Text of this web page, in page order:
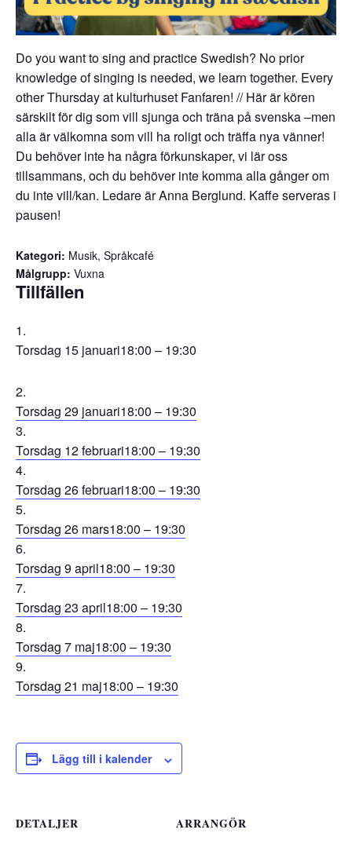
Do you want to sing and practice Swedish? No prior
knowledge of singing is needed, we learn together. Every
other Thursday at kulturhuset Fanfaren! // Här är kören
särskilt för dig som vill sjunga och träna på svenska –men
alla är välkomna som vill ha roligt och träffa nya vänner!
Du behöver inte ha några förkunskaper, vi lär oss
tillsammans, och du behöver inte komma alla gånger om
du inte vill/kan. Ledare är Anna Berglund. Kaffe serveras i
pausen!
Kategori: Musik, Språkcafé
Målgrupp: Vuxna
Tillfällen
Torsdag 15 januari18:00 – 19:30
Torsdag 29 januari18:00 – 19:30
Torsdag 12 februari18:00 – 19:30
Torsdag 26 februari18:00 – 19:30
Torsdag 26 mars18:00 – 19:30
Torsdag 9 april18:00 – 19:30
Torsdag 23 april18:00 – 19:30
Torsdag 7 maj18:00 – 19:30
Torsdag 21 maj18:00 – 19:30
Lägg till i kalender
DETALJER ARRANGÖR